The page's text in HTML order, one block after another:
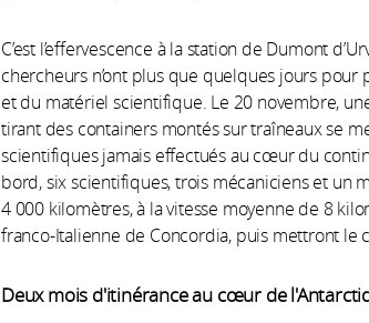
C’est l’effervescence à la station de Dumont
chercheurs n’ont plus que quelques jours
et du matériel scientifique. Le 20 novembre,
tirant des containers montés sur traîneaux se
scientifiques jamais effectués au cœur du
bord, six scientifiques, trois mécaniciens et un
4 000 kilomètres, à la vitesse moyenne de 8
franco-Italienne de Concordia, puis mettront le
Deux mois d'itinérance au cœur de